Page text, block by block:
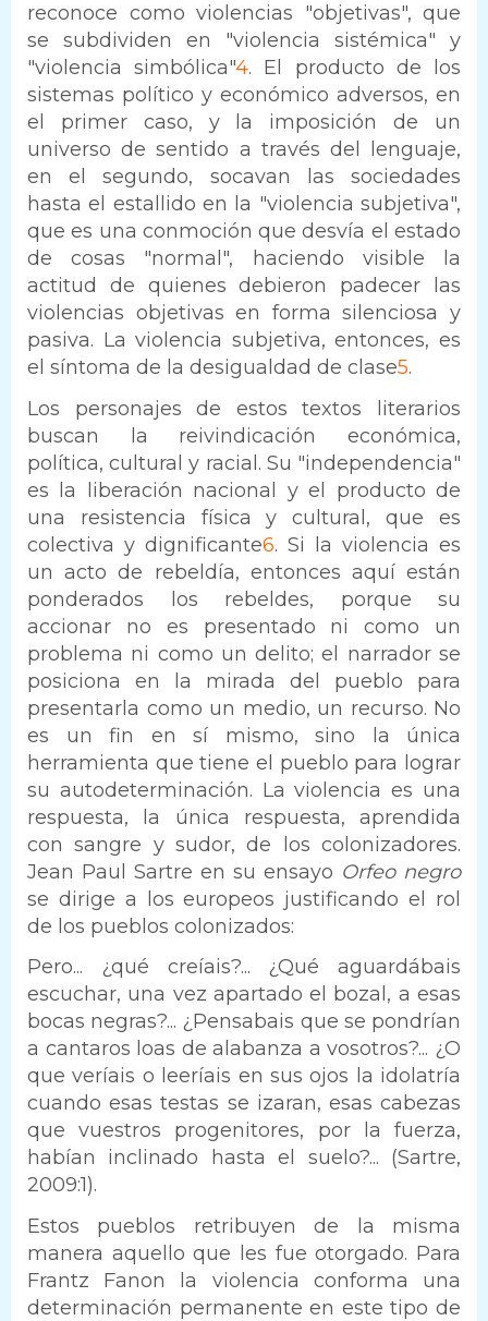
reconoce como violencias "objetivas", que
se subdividen en "violencia sistémica" y
"violencia simbólica"4. El producto de los
sistemas político y económico adversos, en
el primer caso, y la imposición de un
universo de sentido a través del lenguaje,
en el segundo, socavan las sociedades
hasta el estallido en la "violencia subjetiva",
que es una conmoción que desvía el estado
de cosas "normal", haciendo visible la
actitud de quienes debieron padecer las
violencias objetivas en forma silenciosa y
pasiva. La violencia subjetiva, entonces, es
el síntoma de la desigualdad de clase5.
Los personajes de estos textos literarios
buscan la reivindicación económica,
política, cultural y racial. Su "independencia"
es la liberación nacional y el producto de
una resistencia física y cultural, que es
colectiva y dignificante6. Si la violencia es
un acto de rebeldía, entonces aquí están
ponderados los rebeldes, porque su
accionar no es presentado ni como un
problema ni como un delito; el narrador se
posiciona en la mirada del pueblo para
presentarla como un medio, un recurso. No
es un fin en sí mismo, sino la única
herramienta que tiene el pueblo para lograr
su autodeterminación. La violencia es una
respuesta, la única respuesta, aprendida
con sangre y sudor, de los colonizadores.
Jean Paul Sartre en su ensayo Orfeo negro
se dirige a los europeos justificando el rol
de los pueblos colonizados:
Pero... ¿qué creíais?... ¿Qué aguardábais
escuchar, una vez apartado el bozal, a esas
bocas negras?... ¿Pensabais que se pondrían
a cantaros loas de alabanza a vosotros?... ¿O
que veríais o leeríais en sus ojos la idolatría
cuando esas testas se izaran, esas cabezas
que vuestros progenitores, por la fuerza,
habían inclinado hasta el suelo?... (Sartre,
2009:1).
Estos pueblos retribuyen de la misma
manera aquello que les fue otorgado. Para
Frantz Fanon la violencia conforma una
determinación permanente en este tipo de